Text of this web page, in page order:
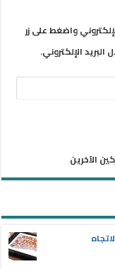
واضغط على زر
الإلكتروني.